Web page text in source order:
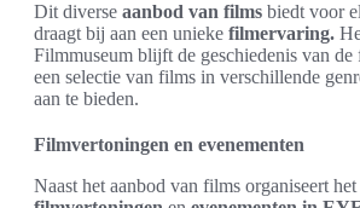
Dit diverse aanbod van films biedt voor
draagt bij aan een unieke filmervaring.
Filmmuseum blijft de geschiedenis van
een selectie van films in verschillende
aan te bieden.
Filmvertoningen en evenementen
Naast het aanbod van films organiseert